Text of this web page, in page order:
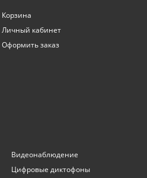
Корзина
Личный кабинет
Оформить заказ
Видеонаблюдение
Цифровые диктофоны